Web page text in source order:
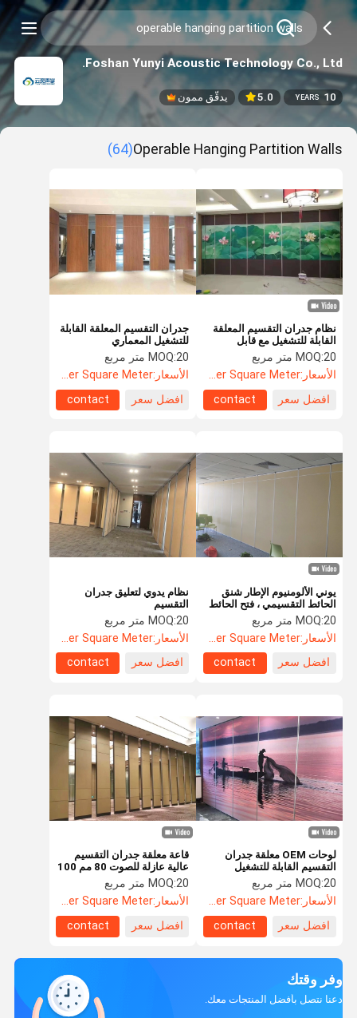
Foshan Yunyi Acoustic Technology Co., Ltd.
10
YEARS
5.0 يدقّق ممون
Operable Hanging Partition Walls
(64)
جدران التقسيم المعلقة القابلة
للتشغيل المعماري
MOQ:20 متر مربع
الأسعار:US$107.6 Per Square Meter
افضل سعر
contact
نظام جدران التقسيم المعلقة
القابلة للتشغيل مع قابل
للسحب بالكامل
MOQ:20 متر مربع
الأسعار:US$108.5 Per Square Meter
افضل سعر
contact
نظام يدوي لتعليق جدران
التقسيم
MOQ:20 متر مربع
الأسعار:US$125.8 Per Square Meter
افضل سعر
contact
يوني الألومنيوم الإطار شنق
الحائط التقسيمي ، فتح الحائط
الخشبي للقاعة
MOQ:20 متر مربع
الأسعار:US$105.5 Per Square Meter
افضل سعر
contact
قاعة معلقة جدران التقسيم
عالية عازلة للصوت 80 مم 100
مم 110 ممMOQ:20 متر مربع
الأسعار:US$108.5 Per Square Meter
افضل سعر
contact
لوحات OEM معلقة جدران
التقسيم القابلة للتشغيل
MOQ:20 متر مربع
الأسعار:US$110 Per Square Meter
افضل سعر
contact
وفر وقتك
دعنا نتصل بأفضل المنتجات معك.